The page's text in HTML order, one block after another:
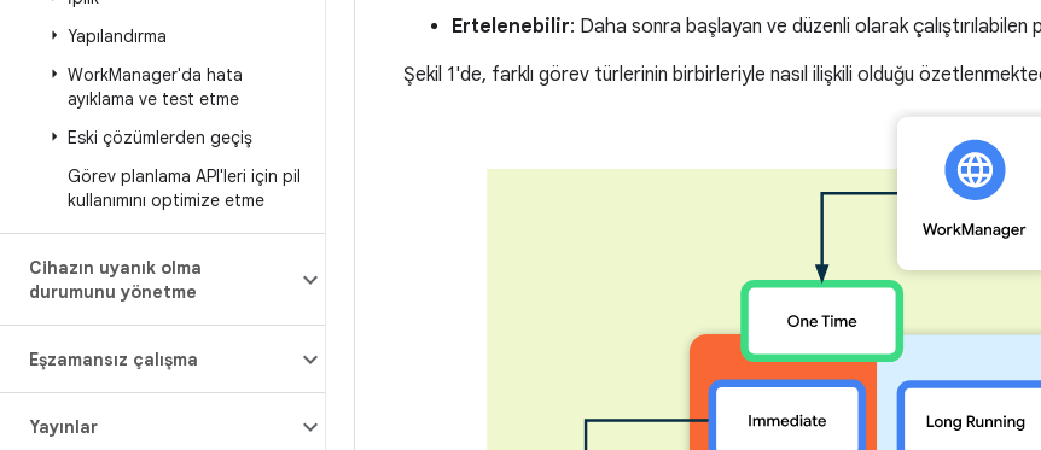
Yapılandırma
WorkManager'da hata
ayıklama ve test etme
Eski çözümlerden geçiş
Görev planlama API'leri için pil
kullanımını optimize etme
Cihazın uyanık olma
durumunu yönetme
Eşzamansız çalışma
Yayınlar
Ertelenebilir: Daha sonra başlayan ve düzenli olarak çalıştırılabilen
Şekil 1'de, farklı görev türlerinin birbirleriyle nasıl ilişkili olduğu